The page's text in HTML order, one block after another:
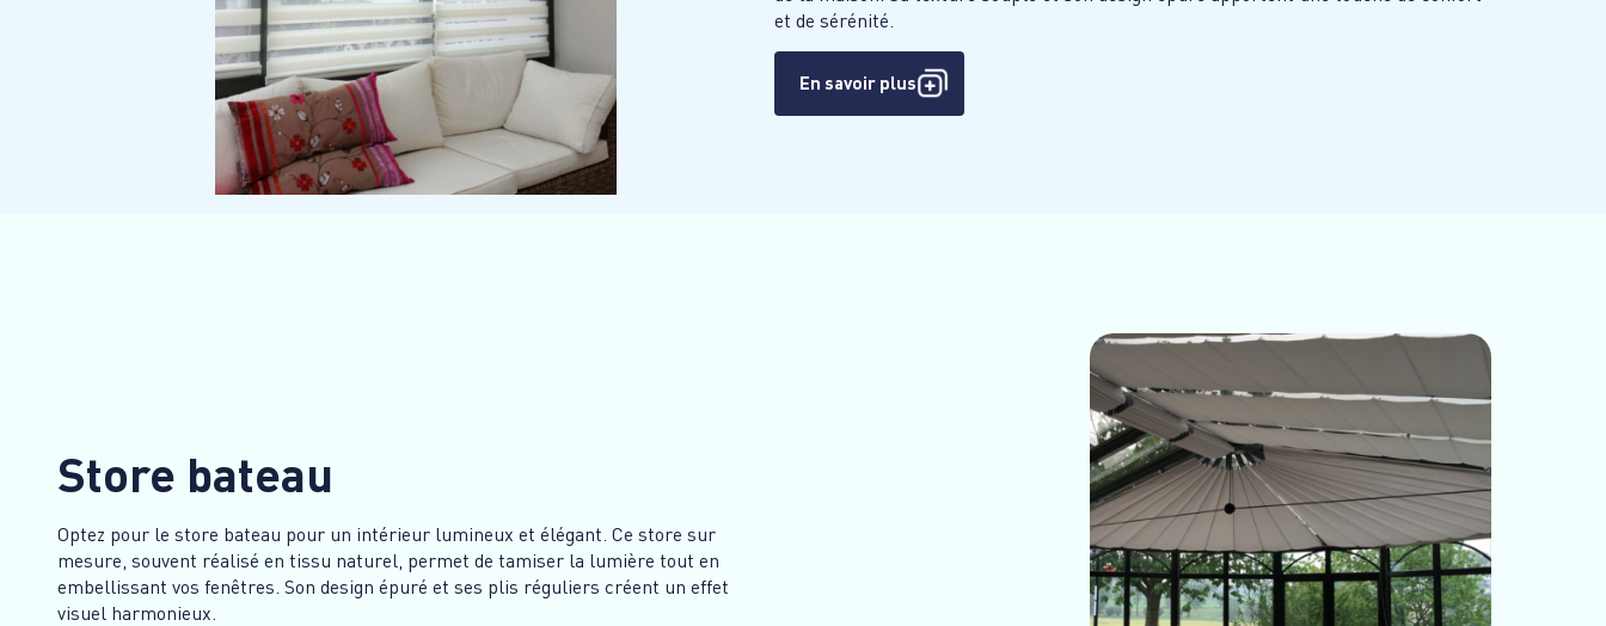
et de sérénité.
En savoir plus
Store bateau
Optez pour le store bateau pour un intérieur lumineux et élégant. Ce store sur
mesure, souvent réalisé en tissu naturel, permet de tamiser la lumière tout en
embellissant vos fenêtres. Son design épuré et ses plis réguliers créent un effet
visuel harmonieux.